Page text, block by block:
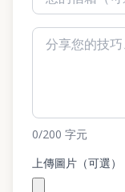
0/200 字元
上傳圖片（可選）